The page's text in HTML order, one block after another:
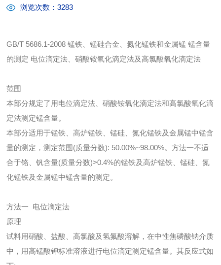
浏览次数：3283
GB/T 5686.1-2008 锰铁、锰硅合金、氮化锰铁和金属锰 锰含量
的测定 电位滴定法、硝酸铵氧化滴定法及高氯酸氧化滴定法
范围
本部分规定了用电位滴定法、硝酸铵氧化滴定法和高氯酸氧化滴
定法测定锰含量。
本部分适用于锰铁、高炉锰铁、锰硅、氮化锰铁及金属锰中锰含
量的测定，测定范围(质量分数): 50.00%~98.00%。方法一不适
合于铬、钒含量(质量分数)>0.4%的锰铁及高炉锰铁、锰硅、氮
化锰铁及金属锰中锰含量的测定。
方法一 电位滴定法
原理
试料用硝酸、盐酸、高氯酸及氢氟酸溶解，在中性焦磷酸钠介质
中，用高锰酸钾标准溶液进行电位滴定测定锰含量。其反应式如